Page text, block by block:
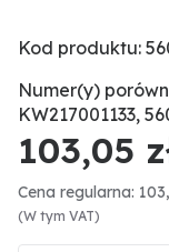
Kod produktu:
Numer(y)
KW217001133,
103,05
Cena regularna:
(W tym VAT)